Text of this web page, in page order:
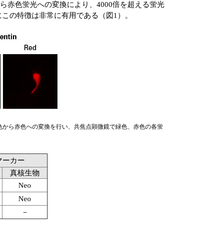
赤色蛍光への変換により、4000倍を超える蛍光
の特徴は非常に有用である（図1）。
ら赤色への変換を行い、共焦点顕微鏡で緑色、赤色の各蛍
ーカー
真核生物
Neo
Neo
－